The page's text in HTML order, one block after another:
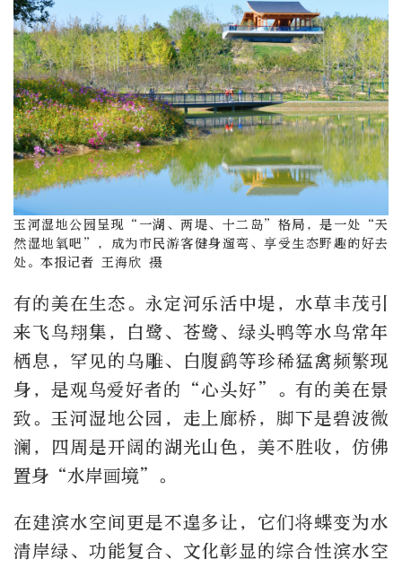
玉河湿地公园呈现“一湖、两堤、十二岛”格局，是一处“天
然湿地氧吧”，成为市民游客健身遛弯、享受生态野趣的好去
处。 本报记者 王海欣 摄
有的美在生态。永定河乐活中堤，水草丰茂引
来飞鸟翔集，白鹭、苍鹭、绿头鸭等水鸟常年
栖息，罕见的乌雕、白腹鹞等珍稀猛禽频繁现
身，是观鸟爱好者的“心头好”。有的美在景
致。玉河湿地公园，走上廊桥，脚下是碧波微
澜，四周是开阔的湖光山色，美不胜收，仿佛
置身“水岸画境”。
在建滨水空间更是不遑多让，它们将蝶变为水
清岸绿、功能复合、文化彰显的综合性滨水空